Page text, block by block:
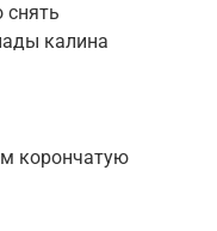
снять
калина
корончатую